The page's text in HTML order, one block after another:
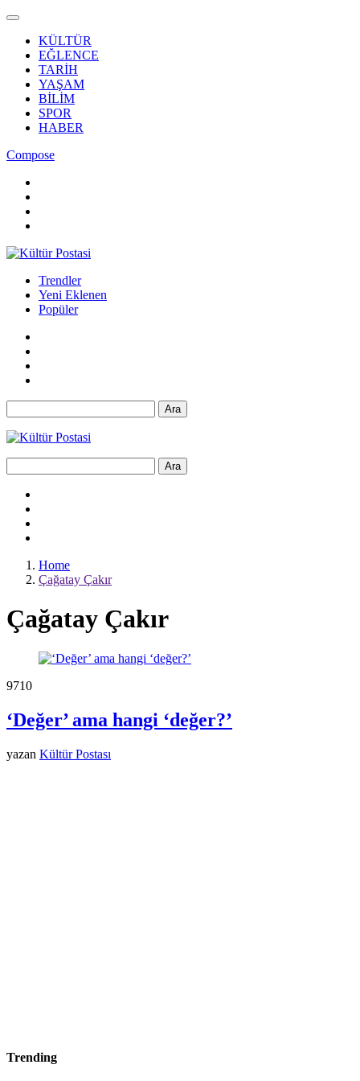
KÜLTÜR
EĞLENCE
TARİH
YAŞAM
BİLİM
SPOR
HABER
Compose
Trendler
Yeni Eklenen
Popüler
Ara
Ara
Home
Çağatay Çakır
Çağatay Çakır
9710
‘Değer’ ama hangi ‘değer?’
yazan Kültür Postası
Trending